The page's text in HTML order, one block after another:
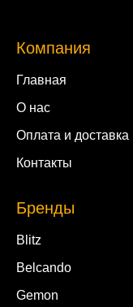
Компания
Главная
О нас
Оплата и доставка
Контакты
Бренды
Blitz
Belcando
Gemon